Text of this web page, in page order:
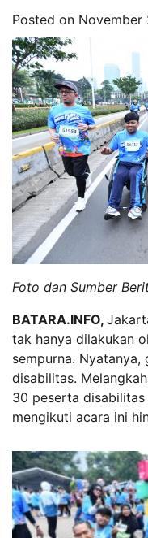
Posted on November
Foto dan Sumber
BATARA.INFO,
tak hanya dilakukan
sempurna.
disabilitas.
30 peserta
mengikuti acara ini